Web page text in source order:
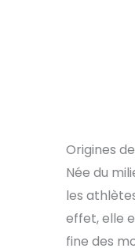
Origines
Née du
les
effet, elle
fine des